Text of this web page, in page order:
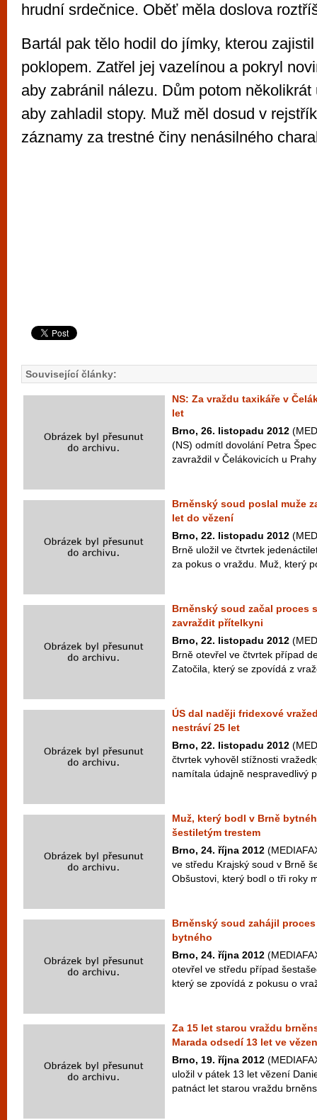
hrudní srdečnice. Oběť měla doslova
Bartál pak tělo hodil do jímky, kterou
poklopem. Zatřel jej vazelínou a pokryl
aby zabránil nálezu. Dům potom
aby zahladil stopy. Muž měl dosud v
záznamy za trestné činy nenásilného
Související články:
NS: Za vraždu taxikáře v
let
Brno, 26. listopadu 2012
(NS) odmítl dovolání Petra
zavraždil v Čelákovicích u
Brněnský soud poslal muže
let do vězení
Brno, 22. listopadu 2012
Brně uložil ve čtvrtek
za pokus o vraždu. Muž, který
Brněnský soud začal proces
zavraždit přítelkyni
Brno, 22. listopadu 2012
Brně otevřel ve čtvrtek případ
Zatočila, který se zpovídá z
ÚS dal naději fridexové
nestráví 25 let
Brno, 22. listopadu 2012
čtvrtek vyhověl stížnosti
namítala údajně nespravedlivý
Muž, který bodl v Brně
šestiletým trestem
Brno, 24. října 2012
ve středu Krajský soud v Brně
Obšustovi, který bodl o tři roky
Brněnský soud zahájil
bytného
Brno, 24. října 2012
otevřel ve středu případ
který se zpovídá z pokusu o
Za 15 let starou vraždu
Marada odsedí 13 let ve
Brno, 19. října 2012
uložil v pátek 13 let vězení
patnáct let starou vraždu